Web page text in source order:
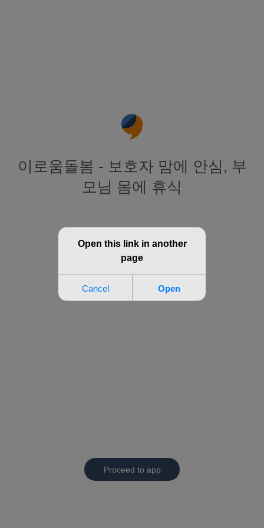
이로움돌봄 - 보호자 맘에 안심, 부
모님 몸에 휴식
Proceed to app